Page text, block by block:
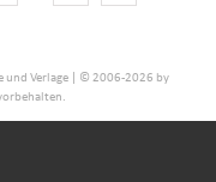
und Verlage | © 2006-2026 by